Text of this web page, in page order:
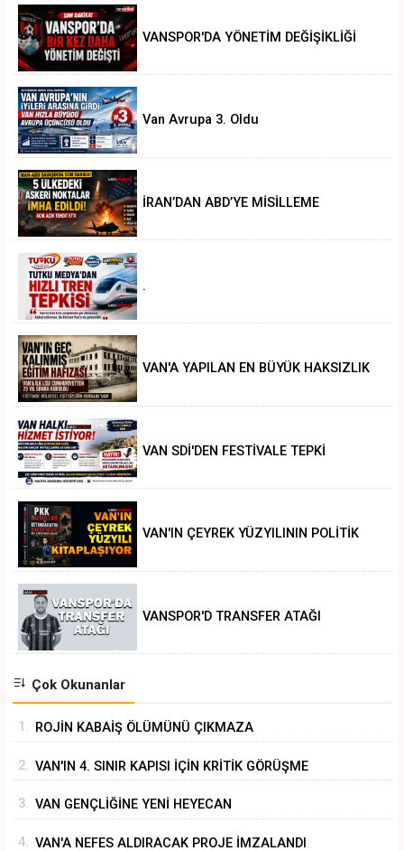
VANSPOR'DA YÖNETİM DEĞİŞİKLİĞİ
Van Avrupa 3. Oldu
İRAN’DAN ABD’YE MİSİLLEME
.
VAN'A YAPILAN EN BÜYÜK HAKSIZLIK
VAN SDİ'DEN FESTİVALE TEPKİ
VAN'IN ÇEYREK YÜZYILININ POLİTİK
VANSPOR'D TRANSFER ATAĞI
Çok Okunanlar
1. ROJİN KABAİŞ ÖLÜMÜNÜ ÇIKMAZA
2. VAN'IN 4. SINIR KAPISI İÇİN KRİTİK GÖRÜŞME
3. VAN GENÇLİĞİNE YENİ HEYECAN
4. VAN'A NEFES ALDIRACAK PROJE İMZALANDI